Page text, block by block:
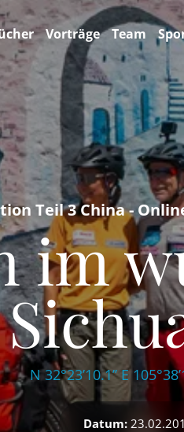
Vorträge Team
Teil 3 China -
im
N 32°23’10.1’’ E
Datum: